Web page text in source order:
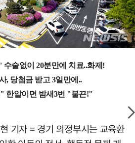
기자 = 경기 의정부시는 교육환